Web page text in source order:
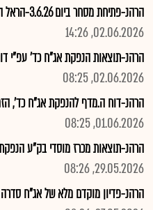
הרהנ-פתיחת מסחר ביום 3.6.26-הראל הנפ נד כד
02.06.2026, 14:26
הרהנ-תוצאות הנפקת אג"ח כד' עפ"י דוח
02.06.2026, 08:25
הרהנ-דוח ה.מדף להנפקת אג"ח כד',
01.06.2026, 08:25
הרהנ-תוצאות מכרז מוסדי בק"ע
29.05.2026, 08:26
הרהנ-פדיון מוקדם מלא של אג"ח סדרה טז'